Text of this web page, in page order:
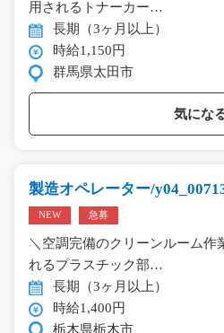
用されるトナーカー…
長期（3ヶ月以上）
時給1,150円
群馬県太田市
気にな
製造オペレーター/
NEW 急募
＼空調完備のクリーンルーム作
れるプラスチック部…
長期（3ヶ月以上）
時給1,400円
栃木県栃木市